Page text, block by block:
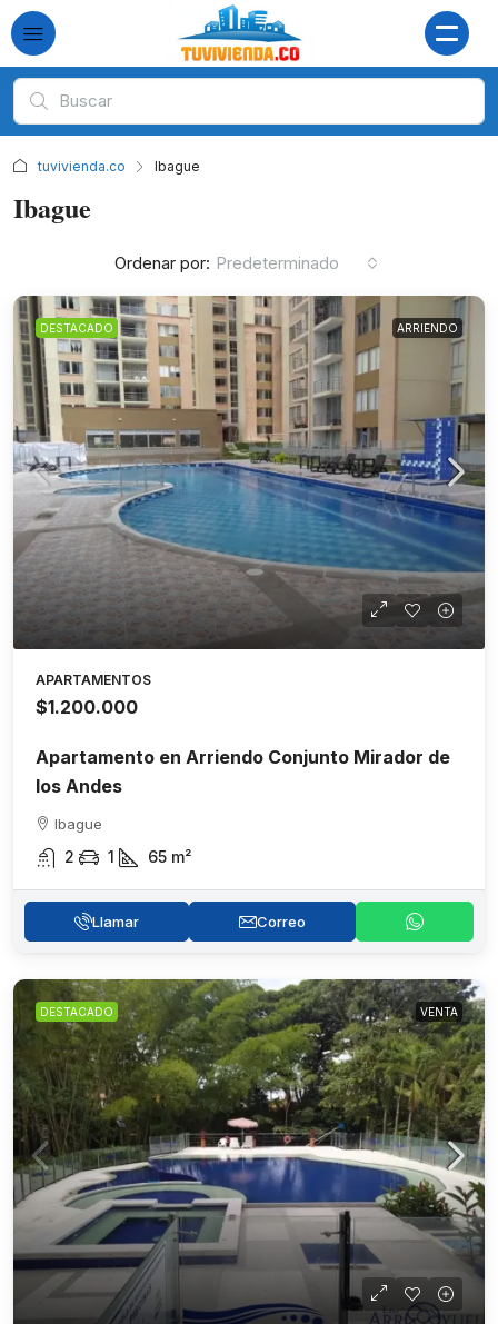
tuvivienda.co Ibague
Ibague
Ordenar por: Predeterminado
DESTACADO ARRIENDO
APARTAMENTOS
$1.200.000
Apartamento en Arriendo Conjunto Mirador de
los Andes
Ibague
2 1 65 m²
Llamar Correo
DESTACADO VENTA